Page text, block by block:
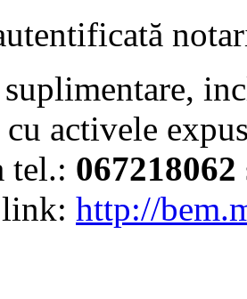
activele
tel.: 067218062
http://